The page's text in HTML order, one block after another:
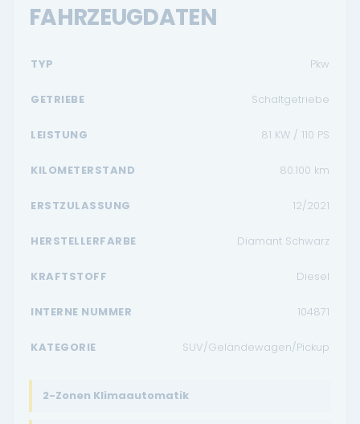
FAHRZEUGDATEN
TYP Pkw
GETRIEBE Schaltgetriebe
LEISTUNG 81 KW / 110 PS
KILOMETERSTAND 80.100 km
ERSTZULASSUNG 12/2021
HERSTELLERFARBE Diamant Schwarz
KRAFTSTOFF Diesel
INTERNE NUMMER 104871
KATEGORIE SUV/Geländewagen/Pickup
2-Zonen Klimaautomatik